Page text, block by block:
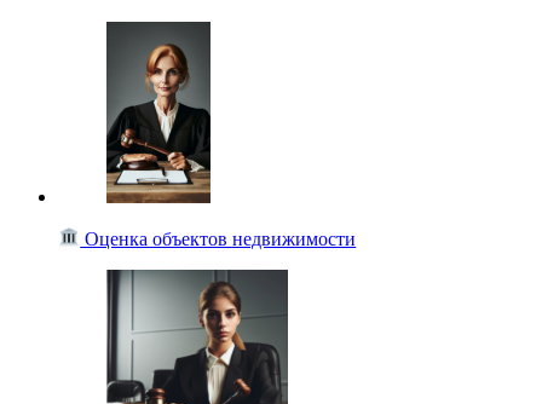
Оценка объектов недвижимости